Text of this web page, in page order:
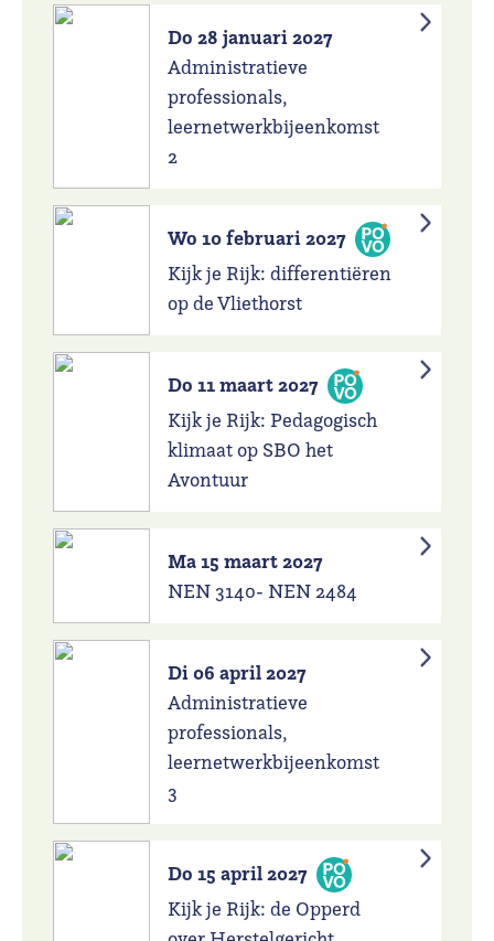
Do 28 januari 2027
Administratieve
professionals,
leernetwerkbijeenkomst
2
Wo 10 februari 2027
Kijk je Rijk: differentiëren
op de Vliethorst
Do 11 maart 2027
Kijk je Rijk: Pedagogisch
klimaat op SBO het
Avontuur
Ma 15 maart 2027
NEN 3140- NEN 2484
Di 06 april 2027
Administratieve
professionals,
leernetwerkbijeenkomst
3
Do 15 april 2027
Kijk je Rijk: de Opperd